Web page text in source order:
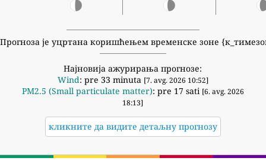
Прогноза је уцртана коришћењем временске зоне
Најновија ажурирања прогнозе:
Wind: pre 33 minuta [7. avg. 2026 10:52]
PM2.5 (Small particulate matter): pre 17 sati [6. avg. 2026
18:13]
кликните да видите детаљну прогнозу